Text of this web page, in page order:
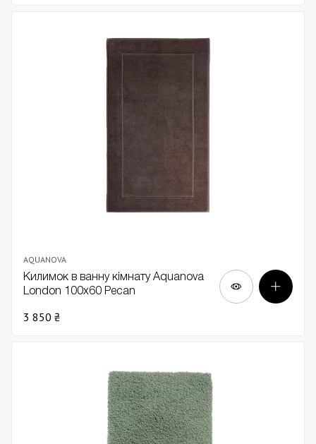
AQUANOVA
Килимок в ванну кімнату Aquanova
London 100х60 Pecan
3 850 ₴